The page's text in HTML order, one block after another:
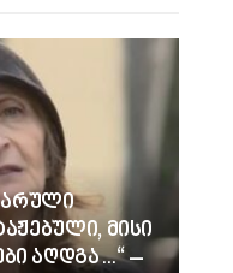
მისი
აღდგა…“ –